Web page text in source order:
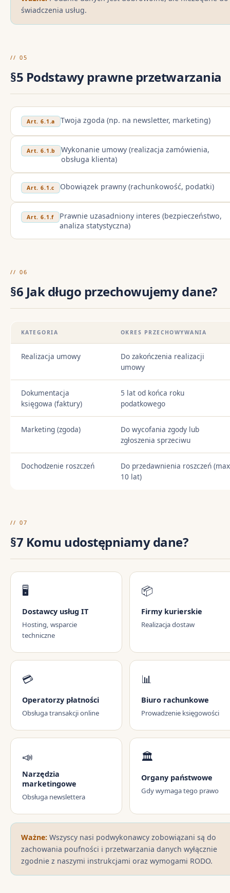
świadczenia usług.
// 05
§5 Podstawy prawne przetwarzania
Art. 6.1.a Twoja zgoda (np. na newsletter, marketing)
Art. 6.1.b
Wykonanie umowy (realizacja zamówienia,
obsługa klienta)
Art. 6.1.c Obowiązek prawny (rachunkowość, podatki)
Art. 6.1.f
Prawnie uzasadniony interes (bezpieczeństwo,
analiza statystyczna)
// 06
§6 Jak długo przechowujemy dane?
KATEGORIA OKRES PRZECHOWYWANIA
Realizacja umowy
Do zakończenia realizacji
umowy
Dokumentacja
księgowa (faktury)
5 lat od końca roku
podatkowego
Marketing (zgoda)
Do wycofania zgody lub
zgłoszenia sprzeciwu
Dochodzenie roszczeń
Do przedawnienia roszczeń (max
10 lat)
// 07
§7 Komu udostępniamy dane?
🖥️
Dostawcy usług IT
Hosting, wsparcie
techniczne
📦
Firmy kurierskie
Realizacja dostaw
💳
Operatorzy płatności
Obsługa transakcji online
📊
Biuro rachunkowe
Prowadzenie księgowości
📣
Narzędzia
marketingowe
Obsługa newslettera
🏛️
Organy państwowe
Gdy wymaga tego prawo
Ważne: Wszyscy nasi podwykonawcy zobowiązani są do
zachowania poufności i przetwarzania danych wyłącznie
zgodnie z naszymi instrukcjami oraz wymogami RODO.